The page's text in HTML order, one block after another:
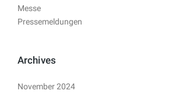
Messe
Pressemeldungen
Archives
November 2024